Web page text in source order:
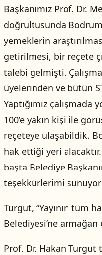
Başkanımız Prof. Dr.
doğrultusunda
yemeklerin
getirilmesi, bir reçete
talebi gelmişti.
üyelerinden ve bütün
Yaptığımız
100’e yakın kişi ile
reçeteye ulaşabildik.
hak ettiği yeri
başta Belediye
teşekkürlerimi
Turgut, “Yayının tüm
Belediyesi’ne armağan
Prof. Dr. Hakan Turgut